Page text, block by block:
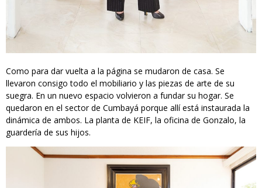
Como para dar vuelta a la página se mudaron de casa. Se
llevaron consigo todo el mobiliario y las piezas de arte de su
suegra. En un nuevo espacio volvieron a fundar su hogar. Se
quedaron en el sector de Cumbayá porque allí está instaurada la
dinámica de ambos. La planta de KEIF, la oficina de Gonzalo, la
guardería de sus hijos.